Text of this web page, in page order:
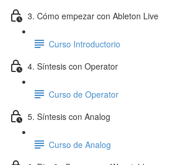
3. Cómo empezar con Ableton Live
Curso Introductorio
4. Síntesis con Operator
Curso de Operator
5. Síntesis con Analog
Curso de Analog